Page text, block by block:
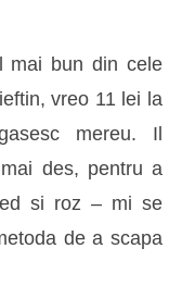
mai bun din cele
vreo 11 lei la
mereu. Il
des, pentru a
si roz – mi se
de a scapa